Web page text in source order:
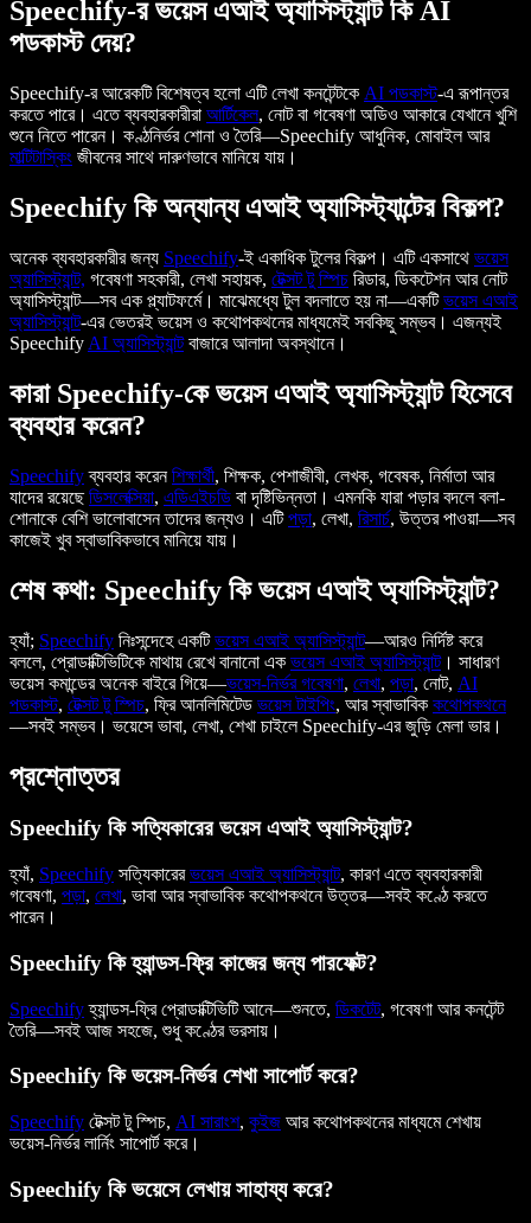
Speechify-র ভয়েস এআই অ্যাসিস্ট্যান্ট কি AI
পডকাস্ট দেয়?
Speechify-র আরেকটি বিশেষত্ব হলো এটি লেখা কনটেন্টকে AI পডকাস্ট-এ রূপান্তর
করতে পারে। এতে ব্যবহারকারীরা আর্টিকেল, নোট বা গবেষণা অডিও আকারে যেখানে খুশি
শুনে নিতে পারেন। কণ্ঠনির্ভর শোনা ও তৈরি—Speechify আধুনিক, মোবাইল আর
মাল্টিটাস্কিং জীবনের সাথে দারুণভাবে মানিয়ে যায়।
Speechify কি অন্যান্য এআই অ্যাসিস্ট্যান্টের বিকল্প?
অনেক ব্যবহারকারীর জন্য Speechify-ই একাধিক টুলের বিকল্প। এটি একসাথে ভয়েস
অ্যাসিস্ট্যান্ট, গবেষণা সহকারী, লেখা সহায়ক, টেক্সট টু স্পিচ রিডার, ডিকটেশন আর নোট
অ্যাসিস্ট্যান্ট—সব এক প্ল্যাটফর্মে। মাঝেমধ্যে টুল বদলাতে হয় না—একটিভয়েস এআই
অ্যাসিস্ট্যান্ট-এর ভেতরই ভয়েস ও কথোপকথনের মাধ্যমেই সবকিছু সম্ভব। এজন্যই
Speechify AI অ্যাসিস্ট্যান্টবাজারে আলাদা অবস্থানে।
কারা Speechify-কে ভয়েস এআই অ্যাসিস্ট্যান্ট হিসেবে
ব্যবহার করেন?
Speechifyব্যবহার করেনশিক্ষার্থী, শিক্ষক, পেশাজীবী, লেখক, গবেষক, নির্মাতা আর
যাদের রয়েছেডিসলেক্সিয়া, এডিএইচডি বা দৃষ্টিভিন্নতা। এমনকি যারা পড়ার বদলে বলা-
শোনাকে বেশি ভালোবাসেন তাদের জন্যও। এটিপড়া, লেখা, রিসার্চ, উত্তর পাওয়া—সব
কাজেই খুব স্বাভাবিকভাবে মানিয়ে যায়।
শেষ কথা: Speechify কি ভয়েস এআই অ্যাসিস্ট্যান্ট?
হ্যাঁ; Speechify নিঃসন্দেহে একটিভয়েস এআই অ্যাসিস্ট্যান্ট—আরও নির্দিষ্ট করে
বললে, প্রোডাক্টিভিটিকে মাথায় রেখে বানানো এক ভয়েস এআই অ্যাসিস্ট্যান্ট। সাধারণ
ভয়েস কমান্ডের অনেক বাইরে গিয়ে—ভয়েস-নির্ভর গবেষণা, লেখা, পড়া, নোট, AI
পডকাস্ট, টেক্সট টু স্পিচ, ফ্রি আনলিমিটেড ভয়েস টাইপিং, আর স্বাভাবিক কথোপকথনে
—সবই সম্ভব। ভয়েসে ভাবা, লেখা, শেখা চাইলে Speechify-এর জুড়ি মেলা ভার।
প্রশ্নোত্তর
Speechify কি সত্যিকারের ভয়েস এআই অ্যাসিস্ট্যান্ট?
হ্যাঁ, Speechify সত্যিকারেরভয়েস এআই অ্যাসিস্ট্যান্ট, কারণ এতে ব্যবহারকারী
গবেষণা, পড়া, লেখা, ভাবা আর স্বাভাবিক কথোপকথনে উত্তর—সবই কণ্ঠে করতে
পারেন।
Speechify কি হ্যান্ডস-ফ্রি কাজের জন্য পারফেক্ট?
Speechifyহ্যান্ডস-ফ্রি প্রোডাক্টিভিটি আনে—শুনতে, ডিকটেট, গবেষণা আর কনটেন্ট
তৈরি—সবই আজ সহজে, শুধু কণ্ঠের ভরসায়।
Speechify কি ভয়েস-নির্ভর শেখা সাপোর্ট করে?
Speechify টেক্সট টু স্পিচ, AI সারাংশ, কুইজ আর কথোপকথনের মাধ্যমে শেখায়
ভয়েস-নির্ভর লার্নিং সাপোর্ট করে।
Speechify কি ভয়েসে লেখায় সাহায্য করে?